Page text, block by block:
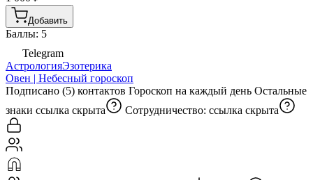
Добавить
Баллы: 5
Telegram
АстрологияЭзотерика
Овен | Небесный гороскоп
Подписано (5) контактов Гороскоп на каждый день Остальные
знаки ссылка скрыта Сотрудничество: ссылка скрыта